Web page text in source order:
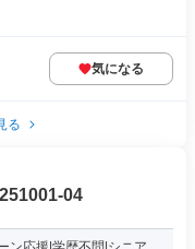
気になる
る
04